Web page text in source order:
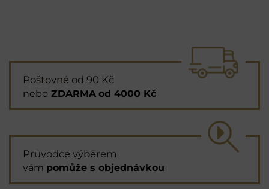
Poštovné od 90 Kč
nebo ZDARMA od 4000 Kč
Průvodce výběrem
vám pomůže s objednávkou